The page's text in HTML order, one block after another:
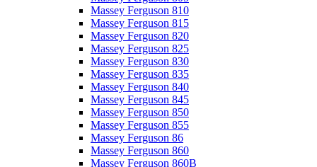
Massey Ferguson 810
Massey Ferguson 815
Massey Ferguson 820
Massey Ferguson 825
Massey Ferguson 830
Massey Ferguson 835
Massey Ferguson 840
Massey Ferguson 845
Massey Ferguson 850
Massey Ferguson 855
Massey Ferguson 86
Massey Ferguson 860
Massey Ferguson 860B